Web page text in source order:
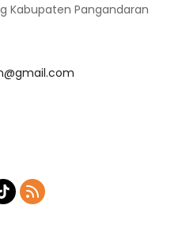
Kabupaten Pangandaran